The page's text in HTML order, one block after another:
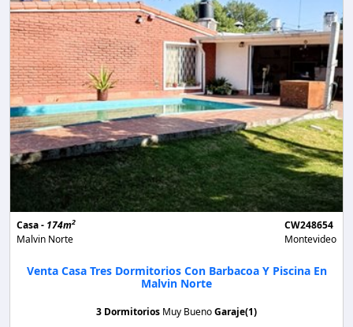
Casa - 174m2
Malvin Norte
CW248654
Montevideo
Venta Casa Tres Dormitorios Con Barbacoa Y Piscina En
Malvin Norte
3 Dormitorios Muy BuenoGaraje(1)